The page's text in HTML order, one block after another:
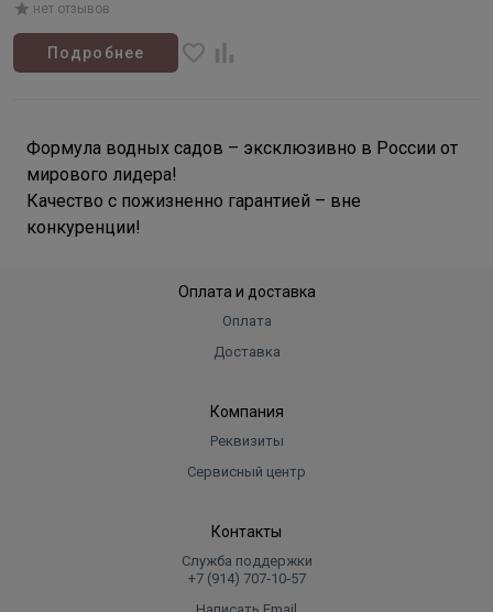
нет отзывов
Подробнее
Формула водных садов – эксклюзивно в России от
мирового лидера!
Качество с пожизненно гарантией – вне
конкуренции!
Оплата и доставка
Оплата
Доставка
Компания
Реквизиты
Сервисный центр
Контакты
Служба поддержки
+7 (914) 707‑10‑57